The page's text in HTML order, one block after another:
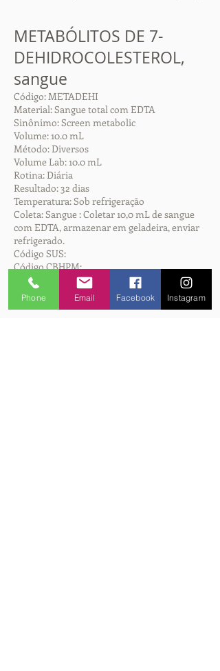
METABÓLITOS DE 7-
DEHIDROCOLESTEROL,
sangue
Código: METADEHI
Material: Sangue total com EDTA
Sinônimo: Screen metabolic
Volume: 10.0 mL
Método: Diversos
Volume Lab: 10.0 mL
Rotina: Diária
Resultado: 32 dias
Temperatura: Sob refrigeração
Coleta: Sangue : Coletar 10,0 mL de sangue
com EDTA, armazenar em geladeira, enviar
refrigerado.
Código SUS:
Código CBHPM:
Interpretação:
Referência: Até 1,5 mg/dL
Phone Email Facebook Instagram